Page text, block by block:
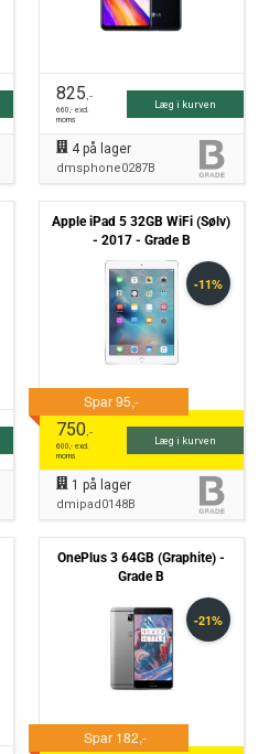
825,-
660,- excl.
moms
Læg i kurven
4på lager
dmsphone0287B
Apple iPad 5 32GB WiFi (Sølv)
- 2017 - Grade B
750,-
600,- excl.
moms
Læg i kurven
1 på lager
dmipad0148B
OnePlus 3 64GB (Graphite) -
Grade B